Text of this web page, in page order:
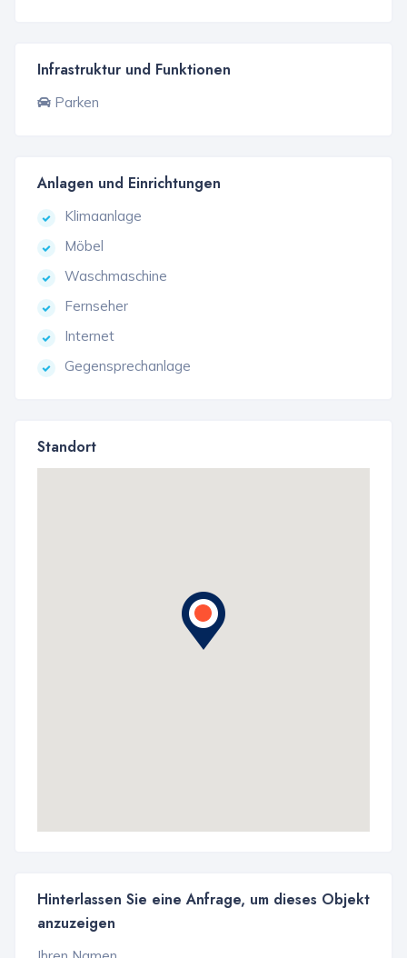
Infrastruktur und Funktionen
Parken
Anlagen und Einrichtungen
Klimaanlage
Möbel
Waschmaschine
Fernseher
Internet
Gegensprechanlage
Standort
Hinterlassen Sie eine Anfrage, um dieses Objekt
anzuzeigen